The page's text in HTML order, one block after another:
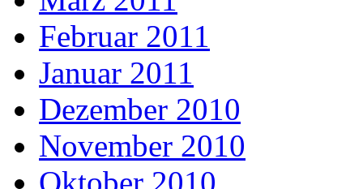
Februar 2011
Januar 2011
Dezember 2010
November 2010